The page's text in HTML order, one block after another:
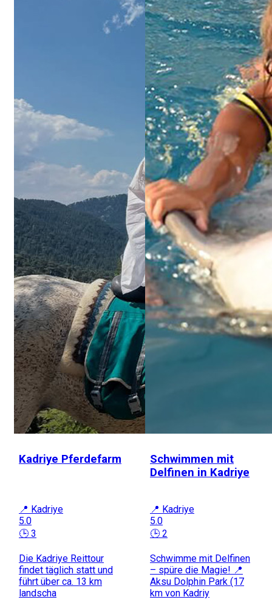
Kadriye Pferdefarm
📍 Kadriye
5.0
🕒 3
Die Kadriye Reittour
findet täglich statt und
führt über ca. 13 km
landscha
Schwimmen mit
Delfinen in Kadriye
📍 Kadriye
5.0
🕒 2
Schwimme mit Delfinen
– spüre die Magie! 📍
Aksu Dolphin Park (17
km von Kadriy